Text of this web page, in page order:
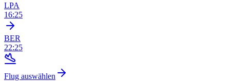
LPA
16:25
BER
22:25
Flug auswählen